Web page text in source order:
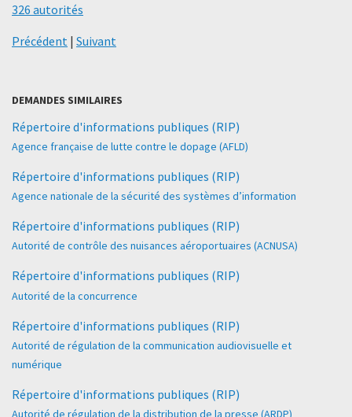
326 autorités
Précédent | Suivant
DEMANDES SIMILAIRES
Répertoire d'informations publiques (RIP)
Agence française de lutte contre le dopage (AFLD)
Répertoire d'informations publiques (RIP)
Agence nationale de la sécurité des systèmes d’information
Répertoire d'informations publiques (RIP)
Autorité de contrôle des nuisances aéroportuaires (ACNUSA)
Répertoire d'informations publiques (RIP)
Autorité de la concurrence
Répertoire d'informations publiques (RIP)
Autorité de régulation de la communication audiovisuelle et
numérique
Répertoire d'informations publiques (RIP)
Autorité de régulation de la distribution de la presse (ARDP)